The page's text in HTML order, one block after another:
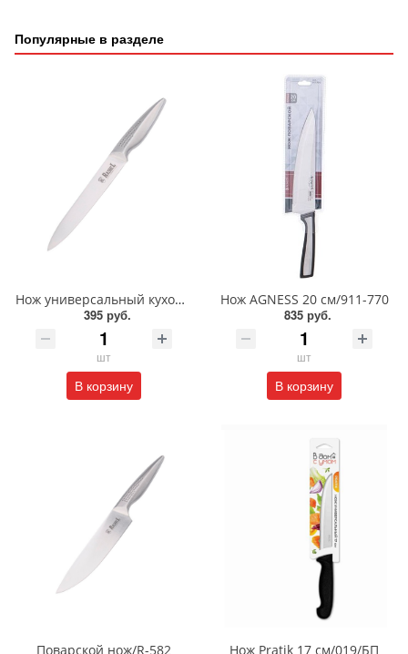
Популярные в разделе
Нож универсальный кухонный/R-583
395 руб.
шт
В корзину
Нож AGNESS 20 см/911-770
835 руб.
шт
В корзину
Поварской нож/R-582 Нож Pratik 17 см/019/БП